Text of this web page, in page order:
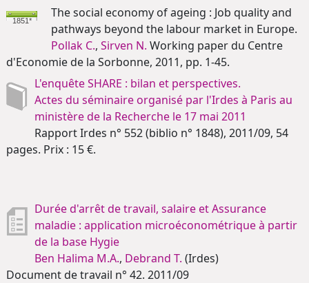
1851*
The social economy of ageing : Job quality and
pathways beyond the labour market in Europe.
Pollak C., Sirven N. Working paper du Centre
d'Economie de la Sorbonne, 2011, pp. 1-45.
L'enquête SHARE : bilan et perspectives.
Actes du séminaire organisé par l'Irdes à Paris au
ministère de la Recherche le 17 mai 2011
Rapport Irdes n° 552 (biblio n° 1848), 2011/09, 54
pages. Prix : 15 €.
Durée d'arrêt de travail, salaire et Assurance
maladie : application microéconométrique à partir
de la base Hygie
Ben Halima M.A., Debrand T. (Irdes)
Document de travail n° 42. 2011/09